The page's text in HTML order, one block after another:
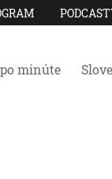
minúte